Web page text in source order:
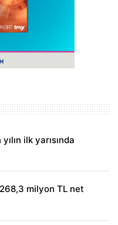
ilk yarısında
milyon TL net